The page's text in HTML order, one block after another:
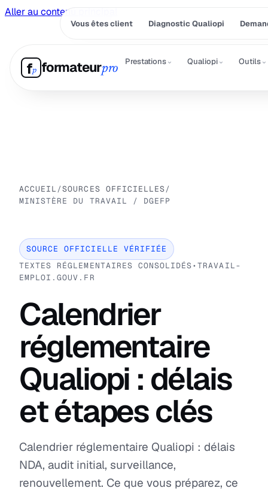
Aller au contenu principal
Vous êtes client Diagnostic Qualiopi
fp formateurpro
Prestations⌄ Qualiopi⌄ Outils⌄
ACCUEIL /SOURCES OFFICIELLES/
MINISTÈRE DU TRAVAIL / DGEFP
SOURCE OFFICIELLE VÉRIFIÉE
TEXTES RÉGLEMENTAIRES CONSOLIDÉS•TRAVAIL-
EMPLOI.GOUV.FR
Calendrier
réglementaire
Qualiopi : délais
et étapes clés
Calendrier réglementaire Qualiopi : délais
NDA, audit initial, surveillance,
renouvellement. Ce que vous préparez, ce